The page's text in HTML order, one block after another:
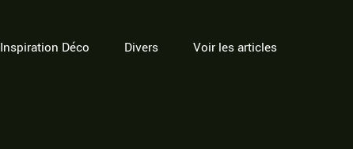
Inspiration Déco Divers Voir les articles